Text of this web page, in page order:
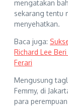
mengatakan
sekarang tentu
menyehatkan.
Baca juga:
Richard Lee
Ferari
Mengusung
Femmy, di
para